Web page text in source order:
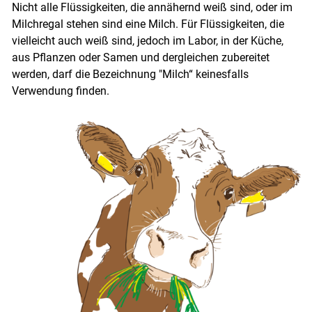
Nicht alle Flüssigkeiten, die annähernd weiß sind, oder im
Milchregal stehen sind eine Milch. Für Flüssigkeiten, die
vielleicht auch weiß sind, jedoch im Labor, in der Küche,
aus Pflanzen oder Samen und dergleichen zubereitet
werden, darf die Bezeichnung "Milch“ keinesfalls
Verwendung finden.